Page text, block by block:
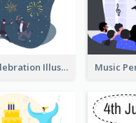
Fireworks Celebration Illustration